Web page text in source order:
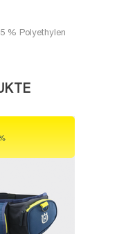
% Polyethylen